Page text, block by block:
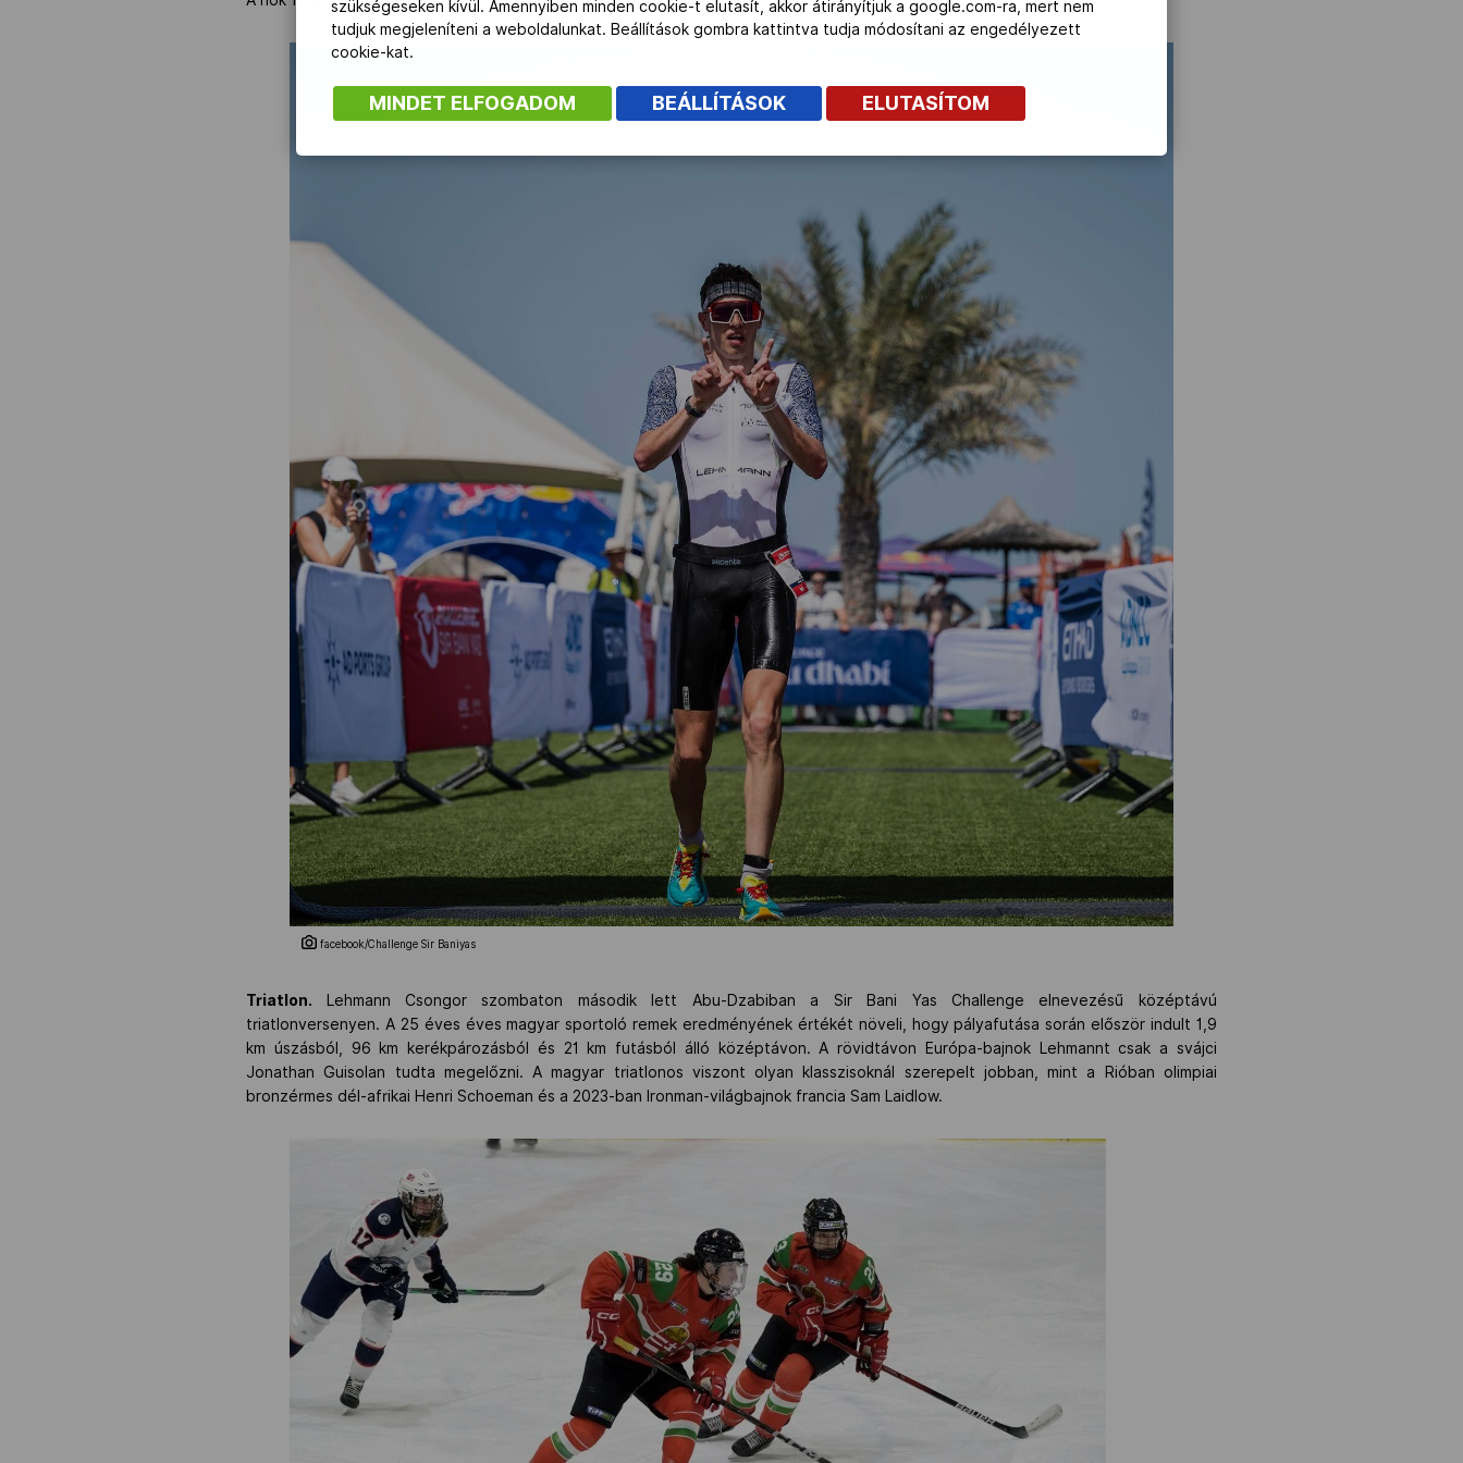
facebook/Challenge Sir Baniyas
Triatlon.
Lehmann Csongor szombaton második lett Abu-Dzabiban a Sir Bani Yas Challenge elnevezésű középtávú
triatlonversenyen. A 25 éves éves magyar sportoló remek eredményének értékét növeli, hogy pályafutása során először indult 1,9
km úszásból, 96 km kerékpározásból és 21 km futásból álló középtávon. A rövidtávon Európa-bajnok Lehmannt csak a svájci
Jonathan Guisolan tudta megelőzni. A magyar triatlonos viszont olyan klasszisoknál szerepelt jobban, mint a Rióban olimpiai
bronzérmes dél-afrikai Henri Schoeman és a 2023-ban Ironman-világbajnok francia Sam Laidlow.
szükségeseken kívül. Amennyiben minden cookie-t elutasít, akkor átirányítjuk a google.com-ra, mert nem
tudjuk megjeleníteni a weboldalunkat. Beállítások gombra kattintva tudja módosítani az engedélyezett
cookie-kat.
MINDET ELFOGADOM BEÁLLÍTÁSOK ELUTASÍTOM